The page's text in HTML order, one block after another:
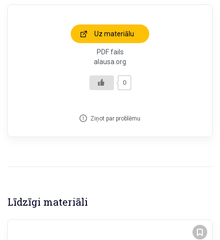
Uz materiālu
PDF fails
alausa.org
0
Ziņot par problēmu
Līdzīgi materiāli